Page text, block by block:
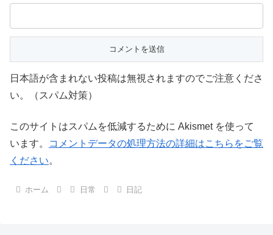
日本語が含まれない投稿は無視されますのでご注意くださ
い。（スパム対策）
このサイトはスパムを低減するために Akismet を使って
います。
コメントデータの処理方法の詳細はこちらをご覧
ください。
ホーム 日常 日記